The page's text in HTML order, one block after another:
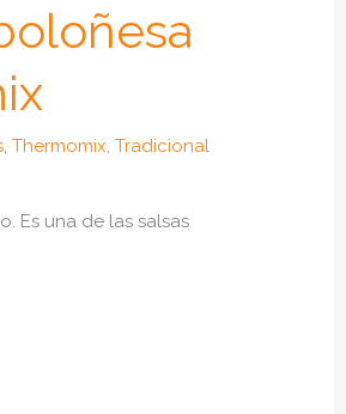
,Thermomix,Tradicional
Es una de las salsas